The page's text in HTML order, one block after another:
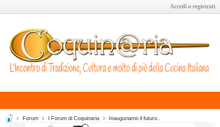
Accedi o registrati
Forum I Forum di Coquinaria Inauguriamo il futuro..